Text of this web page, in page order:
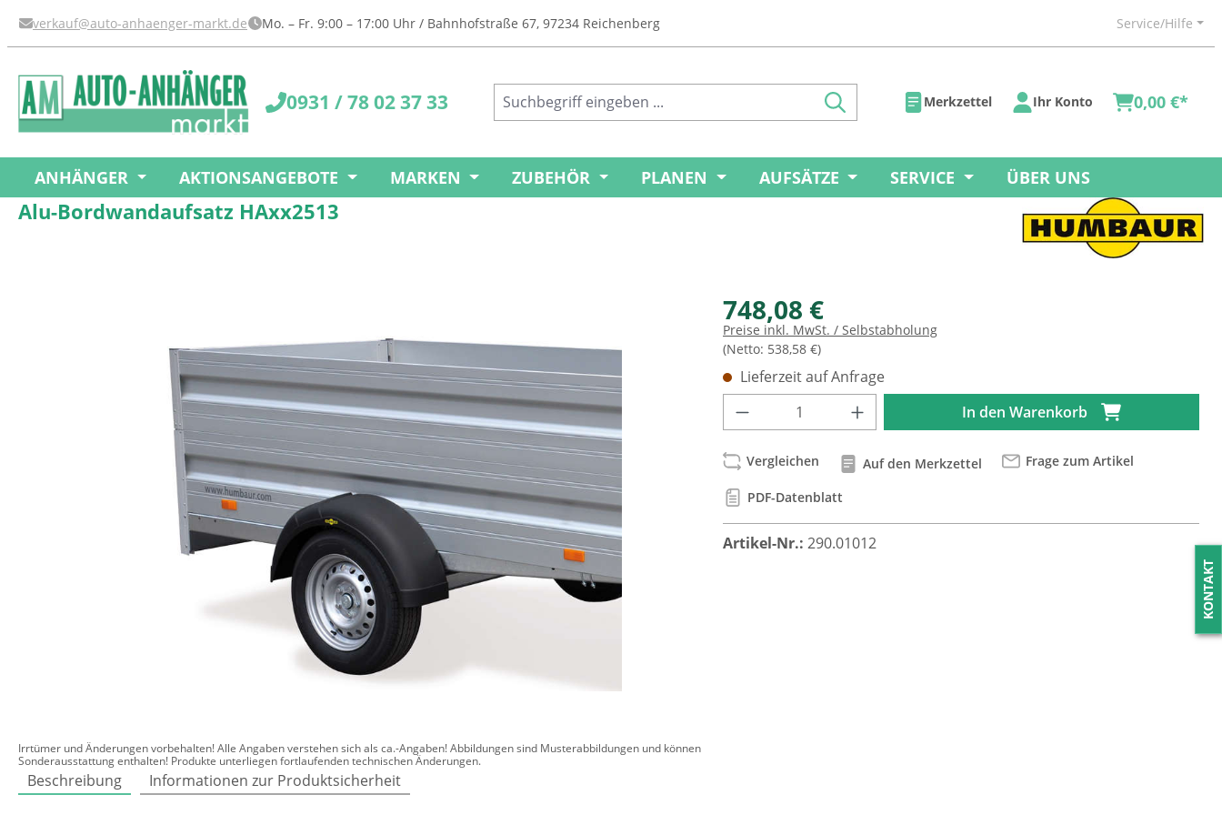
Zur Hauptnavigation springen
verkauf@auto-anhaenger-markt.de Mo. – Fr. 9:00 – 17:00 Uhr / Bahnhofstraße 67, 97234 Reichenberg Service/Hilfe
0931 / 78 02 37 33 Merkzettel Ihr Konto 0,00 €*
ANHÄNGER AKTIONSANGEBOTE MARKEN ZUBEHÖR PLANEN AUFSÄTZE SERVICE ÜBER UNS
Alu-Bordwandaufsatz HAxx2513
Irrtümer und Änderungen vorbehalten! Alle Angaben verstehen sich als ca.-Angaben! Abbildungen sind Musterabbildungen und können
Sonderausstattung enthalten! Produkte unterliegen fortlaufenden technischen Änderungen.
748,08 €
Preise inkl. MwSt. / Selbstabholung
(Netto: 538,58 €)
Lieferzeit auf Anfrage
Produkt Anzahl: Gib den gewünschten Wert ein
In den Warenkorb
Vergleichen Auf den Merkzettel Frage zum Artikel
PDF-Datenblatt
Artikel-Nr.: 290.01012
Beschreibung Informationen zur Produktsicherheit
KONTAKT